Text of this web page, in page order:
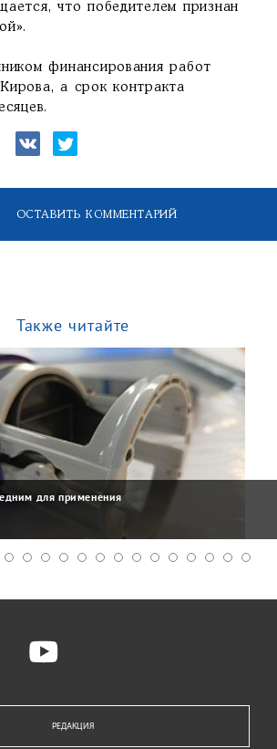
что победителем признан
финансирования работ
а срок контракта
ОСТАВИТЬ КОММЕНТАРИЙ
Также читайте
для применения
РЕДАКЦИЯ